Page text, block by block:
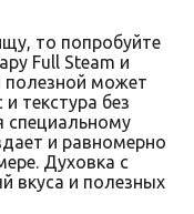
то попробуйте
Full Steam и
полезной может
текстура без
специальному
и равномерно
Духовка с
вкуса и полезных